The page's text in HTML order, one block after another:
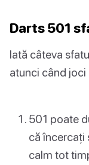
Darts 501
Iată câteva
atunci când joci
501 poate
că încercați
calm tot